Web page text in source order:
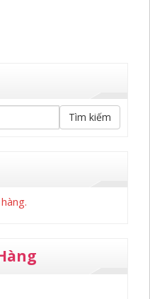
Tìm kiếm